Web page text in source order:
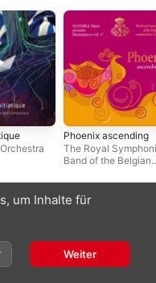
Phoenix ascending
The Royal
Band of the Belgian
um Inhalte für
Weiter